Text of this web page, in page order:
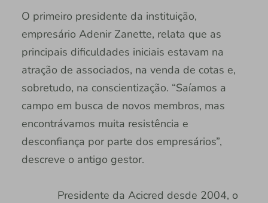
O primeiro presidente da instituição,
empresário Adenir Zanette, relata que as
principais dificuldades iniciais estavam na
atração de associados, na venda de cotas e,
sobretudo, na conscientização. “Saíamos a
campo em busca de novos membros, mas
encontrávamos muita resistência e
desconfiança por parte dos empresários”,
descreve o antigo gestor.
Presidente da Acicred desde 2004, o